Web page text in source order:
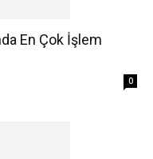
En Çok İşlem
0